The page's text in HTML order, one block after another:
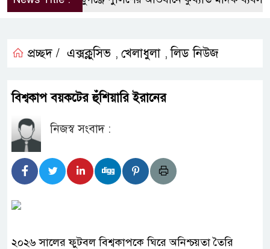
প্রচ্ছদ / এক্সক্লুসিভ , খেলাধুলা ,লিড নিউজ
বিশ্বকাপ বয়কটের হুঁশিয়ারি ইরানের
নিজস্ব সংবাদ :
২০২৬ সালের ফুটবল বিশ্বকাপকে ঘিরে অনিশ্চয়তা তৈরি